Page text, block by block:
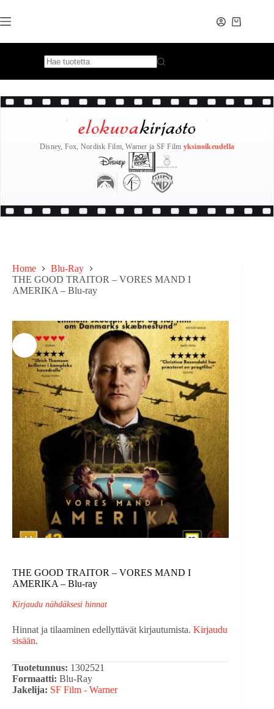
to
content
Disney, Fox, Nordisk Film, Warner ja SF Film yksinoikeudella
Home
Blu-Ray
THE GOOD TRAITOR – VORES MAND I
AMERIKA – Blu-ray
THE GOOD TRAITOR – VORES MAND I
AMERIKA – Blu-ray
Kirjaudu nähdäksesi hinnat
Hinnat ja tilaaminen edellyttävät kirjautumista. Kirjaudu
sisään.
Tuotetunnus: 1302521
Formaatti: Blu-Ray
Jakelija: SF Film - Warner